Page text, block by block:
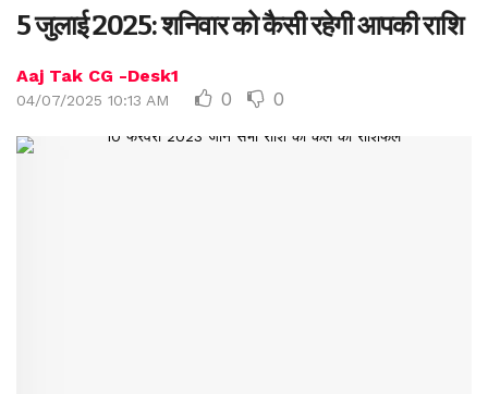
5 जुलाई 2025: शनिवार को कैसी रहेगी आपकी राशि
Aaj Tak CG -Desk1
04/07/2025 10:13 AM 0 0